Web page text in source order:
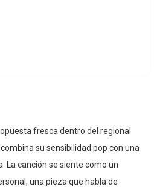
fresca dentro del regional
su sensibilidad pop con una
La canción se siente como un
una pieza que habla de